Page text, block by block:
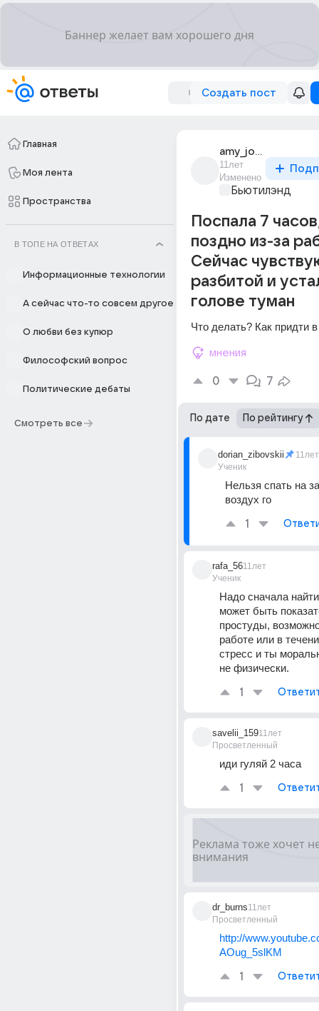
Создать пост
Главная
Моя лента
Пространства
В ТОПЕ НА ОТВЕТАХ
Информационные технологии
А сейчас что-то совсем другое
О любви без купюр
Философский вопрос
Политические дебаты
Смотреть все
amy_jones
11лет
Изменено
Бьютилэнд
Поспала 7
поздно из-за
Сейчас
разбитой и
голове туман
Что делать? Как придти
мнения
0 7
По дате По рейтингу
dorian_zibovskii
Ученик
11лет
Нельзя спать на
воздух го
1
rafa_56
Ученик
11лет
Надо сначала
может быть
простуды,
работе или в
стресс и ты
не физически.
1
savelii_159
Просветленный
11лет
иди гуляй 2 часа
1
dr_burns
Просветленный
11лет
http://
AOug_5slKM
1